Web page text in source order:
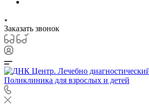
Заказать звонок